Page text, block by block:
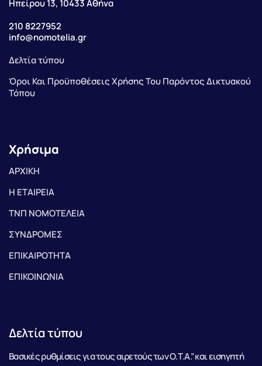
Ηπείρου 13, 10433 Αθήνα
210 8227952
info@nomotelia.gr
Δελτία τύπου
Όροι Και Προϋποθέσεις Χρήσης Του Παρόντος Δικτυακού
Τόπου
Χρήσιμα
ΑΡΧΙΚΗ
Η ΕΤΑΙΡΕΙΑ
ΤΝΠ ΝΟΜΟΤΕΛΕΙΑ
ΣΥΝΔΡΟΜΕΣ
ΕΠΙΚΑΙΡΟΤΗΤΑ
ΕΠΙΚΟΙΝΩΝΙΑ
Δελτία τύπου
Βασικές ρυθμίσεις για τους αιρετούς των Ο.Τ.Α.” και εισηγητή